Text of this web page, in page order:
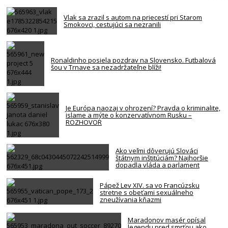
Vlak sa zrazil s autom na priecestí pri Starom
Smokovci, cestujúci sa nezranili
Ronaldinho posiela pozdrav na Slovensko. Futbalová
šou v Trnave sa nezadržateľne blíži!
Je Európa naozaj v ohrození? Pravda o kriminalite,
islame a mýte o konzervatívnom Rusku –
ROZHOVOR
Ako veľmi dôverujú Slováci
štátnym inštitúciám? Najhoršie
dopadla vláda a parlament
Pápež Lev XIV. sa vo Francúzsku
stretne s obeťami sexuálneho
zneužívania kňazmi
Maradonov masér opísal